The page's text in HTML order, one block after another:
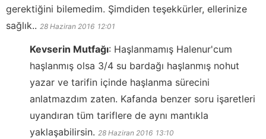
gerektiğini bilemedim. Şimdiden teşekkürler, ellerinize
sağlık.. 28 Haziran 2016 12:01
Kevserin Mutfağı: Haşlanmamış Halenur'cum
haşlanmış olsa 3/4 su bardağı haşlanmış nohut
yazar ve tarifin içinde haşlanma sürecini
anlatmazdım zaten. Kafanda benzer soru işaretleri
uyandıran tüm tariflere de aynı mantıkla
yaklaşabilirsin. 28 Haziran 2016 13:10